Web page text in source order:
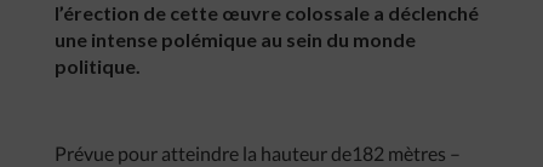
l’érection de cette œuvre colossale a déclenché
une intense polémique au sein du monde
politique.
Prévue pour atteindre la hauteur de182 mètres –